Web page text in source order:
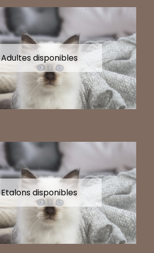
Adultes disponibles
Etalons disponibles